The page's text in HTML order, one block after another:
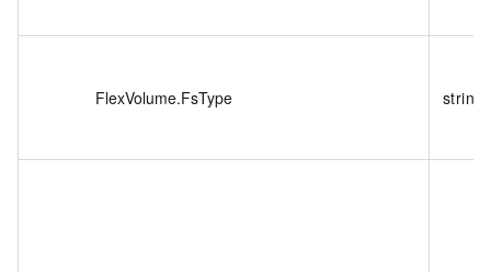
FlexVolume.FsType string